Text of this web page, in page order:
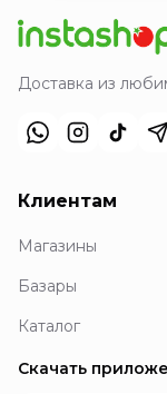
Доставка из
Клиентам
Магазины
Базары
Каталог
Скачать